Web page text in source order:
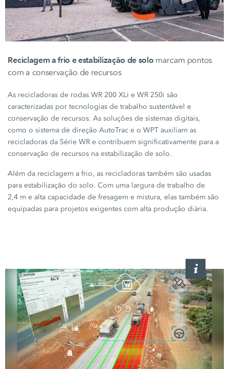
Reciclagem a frio e estabilização de solo marcam pontos
com a conservação de recursos
As recicladoras de rodasWR 200 XLi eWR 250i são
caracterizadas por tecnologias de trabalho sustentável e
conservação de recursos. As soluções de sistemas digitais,
como o sistema de direção AutoTrac e o WPT auxiliam as
recicladoras da Série WR e contribuem significativamente para a
conservação de recursos na estabilização de solo.
Além da reciclagem a frio, as recicladoras também são usadas
para estabilização do solo. Com uma largura de trabalho de
2,4 m e alta capacidade de fresagem e mistura, elas também são
equipadas para projetos exigentes com alta produção diária.